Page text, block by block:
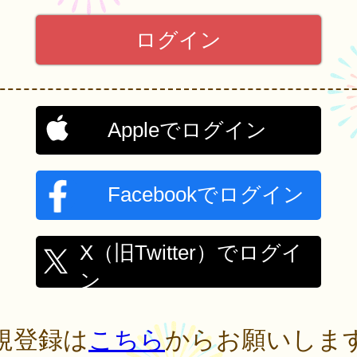
Appleでログイン
Facebookでログイン
X（旧Twitter）でログイ
ン
登録はこちらからお願いしま